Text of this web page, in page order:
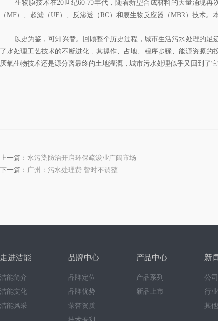
生物膜技术在20世纪60-70年代，随着新型合成材料的大量涌现再
（MF）、超滤（UF）、反渗透（RO）和膜生物反应器（MBR）技术
以史为鉴，可知兴替。回顾整个历史过程，城市生活污水处理的足
了水处理工艺技术的不断进化，其操作、占地、程序步骤、能源资源
厌氧生物技术还是源分离最终的土地灌溉，城市污水处理似乎又回到了
上一篇： 水污染防治开启环保疏浚业广阔市场
下一篇： 广州：污水处理费 暂时不调整
走进洁能
洁能简介
洁能文化
洁能风采
品牌中心
品牌定位
品牌优势
荣誉资质
产品中心
产品系列
新品上市
新
公
行
其